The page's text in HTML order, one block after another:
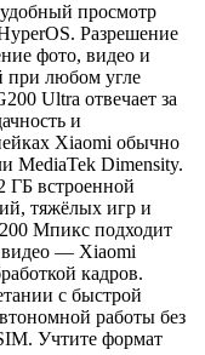
просмотр
Разрешение
фото, видео и
при любом угле
Ultra отвечает за
и
Xiaomi обычно
MediaTek Dimensity.
ГБ встроенной
тяжёлых игр и
Мпикс подходит
видео — Xiaomi
кадров.
с быстрой
работы без
Учтите формат